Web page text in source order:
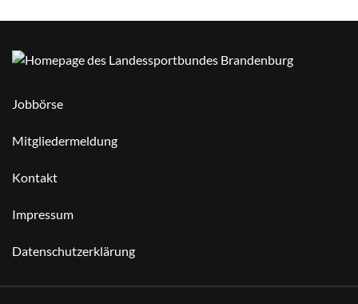
Jobbörse
Mitgliedermeldung
Kontakt
Impressum
Datenschutzerklärung